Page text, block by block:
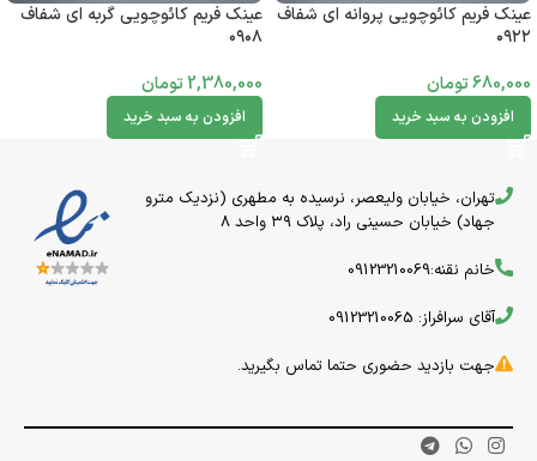
عینک فریم کائوچویی پروانه ای شفاف
۰۹۲۲
680,000تومان
افزودن به سبد خرید
عینک فریم کائوچویی گربه ای شفاف
۰۹۰۸
2,380,000تومان
افزودن به سبد خرید
تهران، خیابان ولیعصر، نرسیده به مطهری (نزدیک مترو
جهاد) خیابان حسینی راد، پلاک ۳۹ واحد 8
خانم نقنه:09123210069
آقای سرافراز: 09123210065
جهت بازدید حضوری حتما تماس بگیرید.